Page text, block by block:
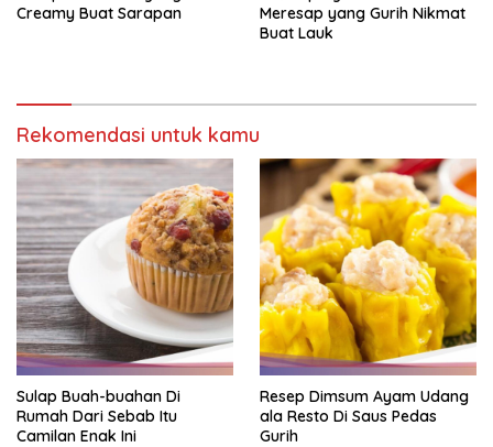
Creamy Buat Sarapan
Meresap yang Gurih Nikmat
Buat Lauk
Rekomendasi untuk kamu
Sulap Buah-buahan Di
Rumah Dari Sebab Itu
Camilan Enak Ini
Resep Dimsum Ayam Udang
ala Resto Di Saus Pedas
Gurih